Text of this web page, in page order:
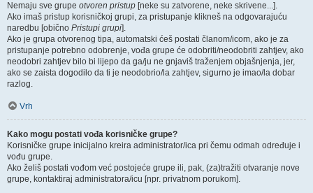
Nemaju sve grupe otvoren pristup [neke su zatvorene, neke skrivene...].
Ako imaš pristup korisničkoj grupi, za pristupanje klikneš na odgovarajuću
naredbu [obično Pristupi grupi].
Ako je grupa otvorenog tipa, automatski ćeš postati članom/icom, ako je za
pristupanje potrebno odobrenje, vođa grupe će odobriti/neodobriti zahtjev, ako
neodobri zahtjev bilo bi lijepo da ga/ju ne gnjaviš traženjem objašnjenja, jer,
ako se zaista dogodilo da ti je neodobrio/la zahtjev, sigurno je imao/la dobar
razlog.
Vrh
Kako mogu postati vođa korisničke grupe?
Korisničke grupe inicijalno kreira administrator/ica pri čemu odmah određuje i
vođu grupe.
Ako želiš postati vođom već postojeće grupe ili, pak, (za)tražiti otvaranje nove
grupe, kontaktiraj administratora/icu [npr. privatnom porukom].